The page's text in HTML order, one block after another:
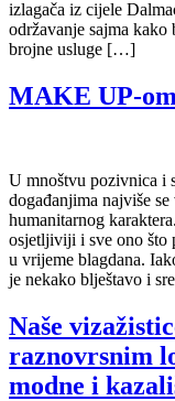
izlagača iz cijele
održavanje sajma
brojne usluge […]
MAKE UP-
U mnoštvu pozivnica i
događanjima najviše
humanitarnog
osjetljiviji i sve ono što
u vrijeme blagdana.
je nekako blještavo i
Naše
raznovrsnim
modne i